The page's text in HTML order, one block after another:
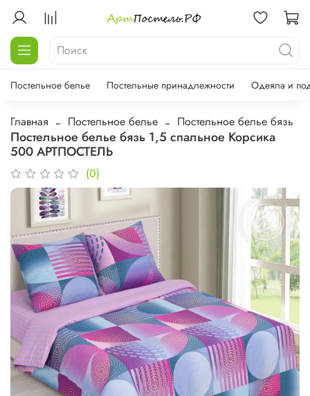
Постельное белье Постельные принадлежности Одеяла и
Главная Постельное белье Постельное белье бязь
Постельное белье бязь 1,5 спальное Корсика
500 АРТПОСТЕЛЬ
(0)